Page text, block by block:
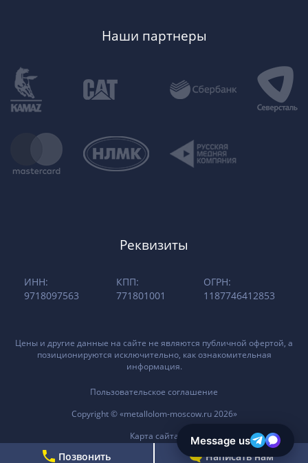
Позвонить Написать нам
Наши партнеры
Реквизиты
ИНН:
9718097563
КПП:
771801001
ОГРН:
1187746412853
Цены и другие данные на сайте не являются публичной офертой, а
позиционируются исключительно, как ознакомительная
информация.
Пользовательское соглашение
Copyright © «metallolom-moscow.ru 2026»
Карта сайта